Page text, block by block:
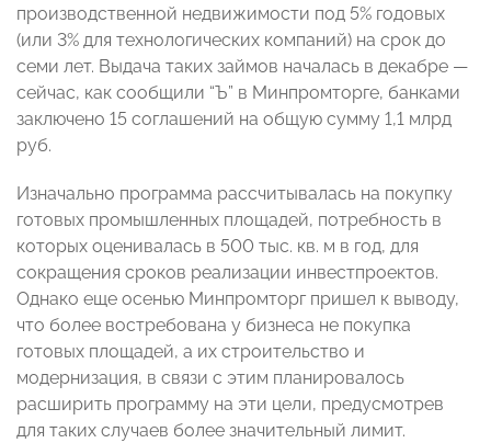
производственной недвижимости под 5% годовых
(или 3% для технологических компаний) на срок до
семи лет. Выдача таких займов началась в декабре —
сейчас, как сообщили “Ъ” в Минпромторге, банками
заключено 15 соглашений на общую сумму 1,1 млрд
руб.
Изначально программа рассчитывалась на покупку
готовых промышленных площадей, потребность в
которых оценивалась в 500 тыс. кв. м в год, для
сокращения сроков реализации инвестпроектов.
Однако еще осенью Минпромторг пришел к выводу,
что более востребована у бизнеса не покупка
готовых площадей, а их строительство и
модернизация, в связи с этим планировалось
расширить программу на эти цели, предусмотрев
для таких случаев более значительный лимит.